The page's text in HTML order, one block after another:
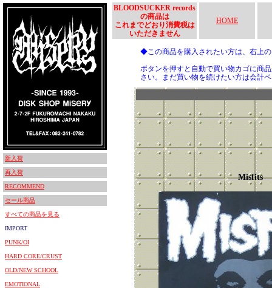
新入荷
再入荷
RECOMMEND
セール商品
すべての商品を見る
IMPORT
PUNK/OI
HARD CORE/CRUST
OLD/NEW SCHOOL
EMOTIONAL
BLOODSUCKER records
の商品は
これまでどおり消費税は
いただきません
HOME
◆この商品を購入されたい方は、右上
ボタンを押すと自動で買い物カゴに商
さい。まだ買い物を続けたい方は会計
Misfits